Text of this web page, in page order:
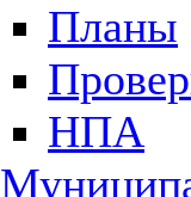
Планы
НПА